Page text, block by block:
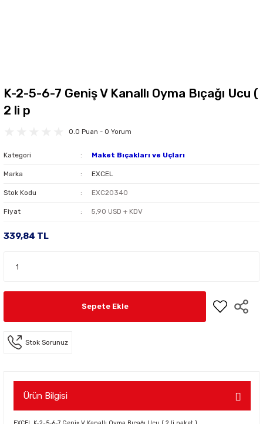
K-2-5-6-7 Geniş V Kanallı Oyma Bıçağı Ucu (
2 li p
0.0 Puan - 0 Yorum
Kategori Maket Bıçakları ve Uçları
Marka EXCEL
Stok Kodu EXC20340
Fiyat 5,90 USD + KDV
339,84 TL
Sepete Ekle
Stok Sorunuz
Ürün Bilgisi